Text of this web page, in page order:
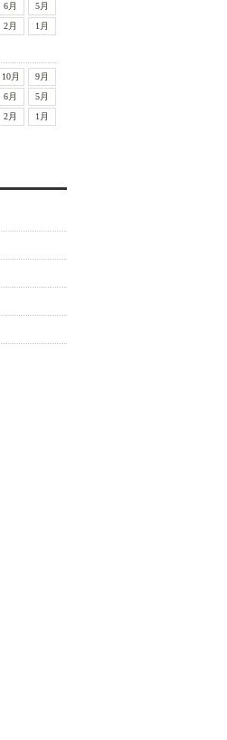
6月
5月
2月 1月
10月
9月
6月
5月
2月 1月